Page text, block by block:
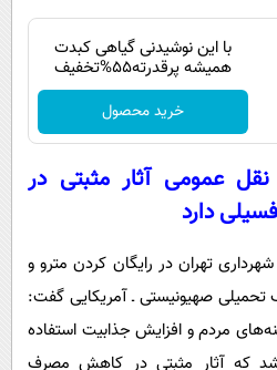
با این نوشیدنی گیاهی کبدت
همیشه پرقدرته55%تخفیف
خرید محصول
عمومی آثار مثبتی در
دارد
تهران در رایگان کردن مترو و
صهیونیستی ـ آمریکایی گفت:
مردم و افزایش جذابیت استفاده
که آثار مثبتی در کاهش مصرف